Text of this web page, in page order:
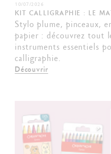
10/07/2026
KIT CALLIGRAPHIE : LE
Stylo plume, pinceaux,
papier : découvrez tout
instruments essentiels
calligraphie.
Découvrir